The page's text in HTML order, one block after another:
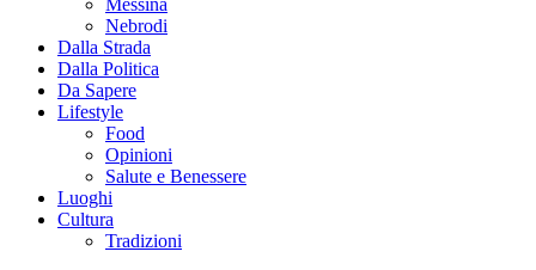
Messina
Nebrodi
Dalla Strada
Dalla Politica
Da Sapere
Lifestyle
Food
Opinioni
Salute e Benessere
Luoghi
Cultura
Tradizioni